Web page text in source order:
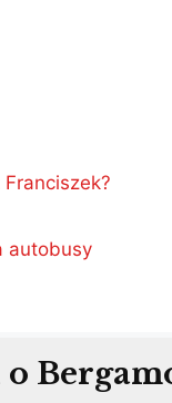
autobusy